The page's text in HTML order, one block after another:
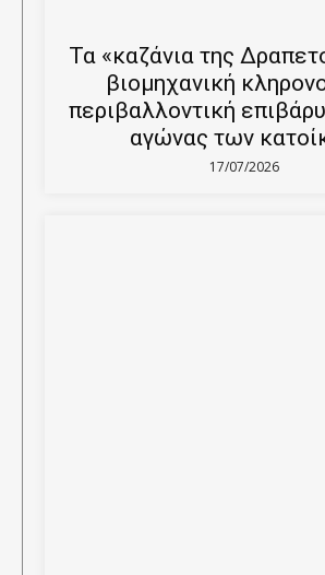
Τα «καζάνια της
βιομηχανική
περιβαλλοντική
αγώνας των
17/07/2026